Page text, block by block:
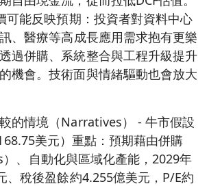
可能反映預期：投資者對資料中心
、醫療等高成長應用需求抱有更樂
過併購、系統整合與工程升級提升
機會。技術面與情緒驅動也會放大
的情境（Narratives） - 牛市假設
美元）重點：預期藉由併購
）、自動化與區域化產能，2029年
、稅後盈餘約4.255億美元，P/E約